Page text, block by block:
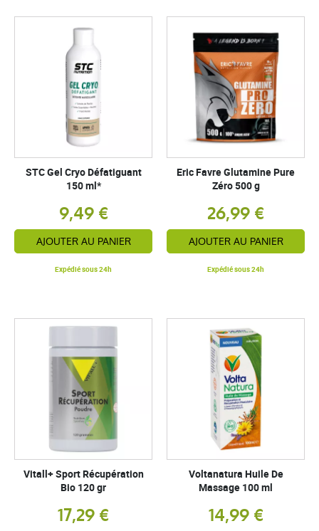
STC Gel Cryo Défatiguant
150 ml*
9,49 €
AJOUTER AU PANIER
Expédié sous 24h
Eric Favre Glutamine Pure
Zéro 500 g
26,99 €
AJOUTER AU PANIER
Expédié sous 24h
Vitall+ Sport Récupération
Bio 120 gr
17,29 €
Voltanatura Huile De
Massage 100 ml
14,99 €